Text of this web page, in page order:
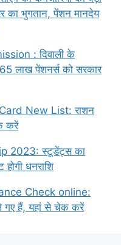
का भुगतान, पेंशन मानदेय
: दिवाली के
लाख पेंशनर्स को सरकार
New List: राशन
करें
2023: स्टूडेंट्स का
धनराशि
Check online:
गए हैं, यहां से चेक करें